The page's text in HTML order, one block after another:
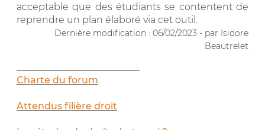
acceptable que des étudiants se contentent de
reprendre un plan élaboré via cet outil.
Dernière modification : 06/02/2023 - par Isidore
Beautrelet
Charte du forum
Attendus filière droit